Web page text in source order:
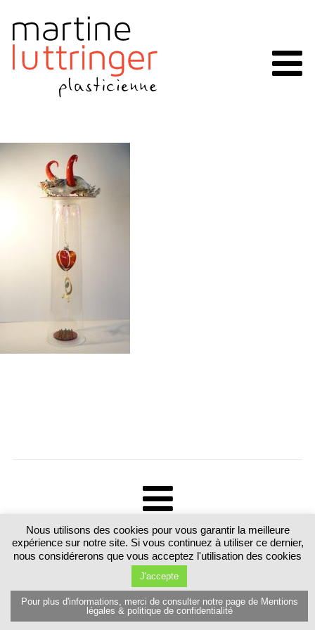
Tous droits réservés. Martine Luttringer 15 route de Sarrebourg 57370
Schalbach. France T.+33 (0)6 89 77 80 81
Nous utilisons des cookies pour vous garantir la meilleure
expérience sur notre site. Si vous continuez à utiliser ce dernier,
nous considérerons que vous acceptez l'utilisation des cookies
J'accepte
Pour plus d'informations, merci de consulter notre page de Mentions
légales & politique de confidentialité